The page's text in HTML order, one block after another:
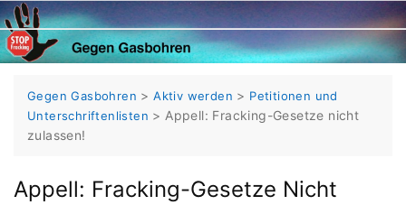
Skip
to
content
Gegen Gasbohren >Aktiv werden > Petitionen und
Unterschriftenlisten > Appell: Fracking-Gesetze nicht
zulassen!
Appell: Fracking-Gesetze Nicht